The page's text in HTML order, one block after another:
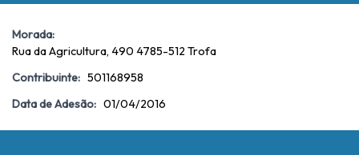
Morada:
Rua da Agricultura, 490 4785-512 Trofa
Contribuinte: 501168958
Data de Adesão: 01/04/2016